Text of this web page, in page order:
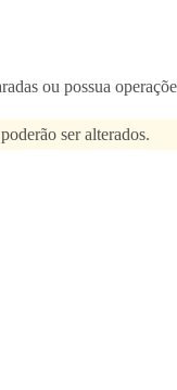
ou possua
ser alterados.